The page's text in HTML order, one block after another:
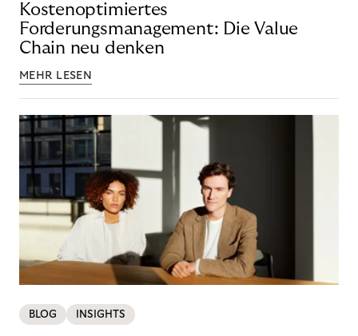
Kostenoptimiertes
Forderungsmanagement: Die Value
Chain neu denken
MEHR LESEN
BLOG INSIGHTS